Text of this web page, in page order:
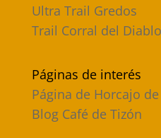
Ultra Trail Gredos
Trail Corral del
Páginas de interés
Página de Horcajo
Blog Café de Tizón